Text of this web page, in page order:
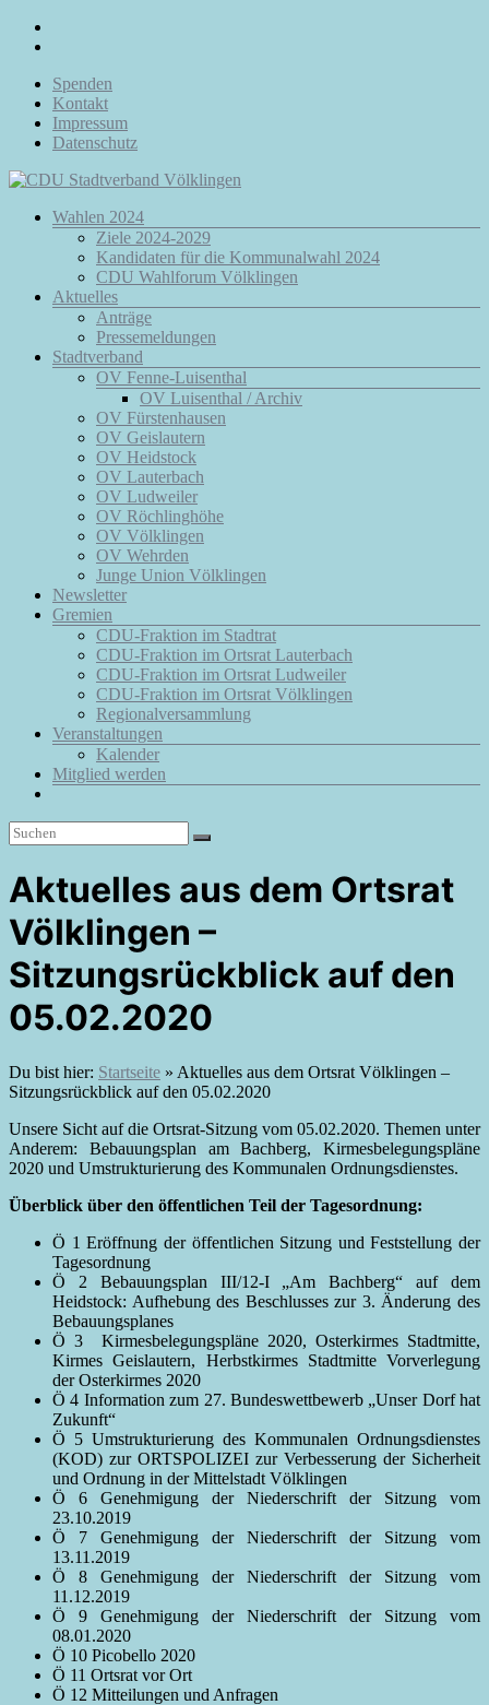
Zum
Inhalt
Spenden
Kontakt
Impressum
Datenschutz
CDU
Stadtverband
Völklingen
Euch.
Menü
Wahlen 2024
Ziele 2024-2029
Kandidaten für die Kommunalwahl 2024
CDU Wahlforum Völklingen
Aktuelles
Anträge
Pressemeldungen
Stadtverband
OV Fenne-Luisenthal
OV Luisenthal / Archiv
OV Fürstenhausen
OV Geislautern
OV Heidstock
OV Lauterbach
OV Ludweiler
OV Röchlinghöhe
OV Völklingen
OV Wehrden
Junge Union Völklingen
Newsletter
Gremien
CDU-Fraktion im Stadtrat
CDU-Fraktion im Ortsrat Lauterbach
CDU-Fraktion im Ortsrat Ludweiler
CDU-Fraktion im Ortsrat Völklingen
Regionalversammlung
Veranstaltungen
Kalender
Mitglied werden
Aktuelles aus dem Ortsrat
Völklingen –
Sitzungsrückblick auf den
05.02.2020
Du bist hier: Startseite » Aktuelles aus dem Ortsrat Völklingen –
Sitzungsrückblick auf den 05.02.2020
Unsere Sicht auf die Ortsrat-Sitzung vom 05.02.2020. Themen unter
Anderem: Bebauungsplan am Bachberg, Kirmesbelegungspläne
2020 und Umstrukturierung des Kommunalen Ordnungsdienstes.
Überblick über den öffentlichen Teil der Tagesordnung:
Ö 1 Eröffnung der öffentlichen Sitzung und Feststellung der
Tagesordnung
Ö 2 Bebauungsplan III/12-I „Am Bachberg“ auf dem
Heidstock: Aufhebung des Beschlusses zur 3. Änderung des
Bebauungsplanes
Ö 3 Kirmesbelegungspläne 2020, Osterkirmes Stadtmitte,
Kirmes Geislautern, Herbstkirmes Stadtmitte Vorverlegung
der Osterkirmes 2020
Ö 4 Information zum 27. Bundeswettbewerb „Unser Dorf hat
Zukunft“
Ö 5 Umstrukturierung des Kommunalen Ordnungsdienstes
(KOD) zur ORTSPOLIZEI zur Verbesserung der Sicherheit
und Ordnung in der Mittelstadt Völklingen
Ö 6 Genehmigung der Niederschrift der Sitzung vom
23.10.2019
Ö 7 Genehmigung der Niederschrift der Sitzung vom
13.11.2019
Ö 8 Genehmigung der Niederschrift der Sitzung vom
11.12.2019
Ö 9 Genehmigung der Niederschrift der Sitzung vom
08.01.2020
Ö 10 Picobello 2020
Ö 11 Ortsrat vor Ort
Ö 12 Mitteilungen und Anfragen